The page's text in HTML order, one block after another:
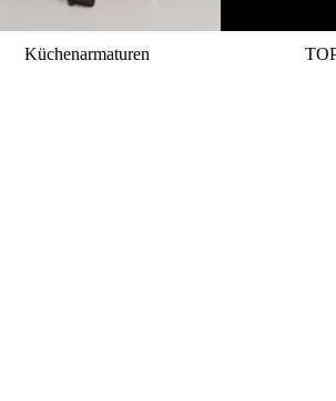
Küchenarmaturen